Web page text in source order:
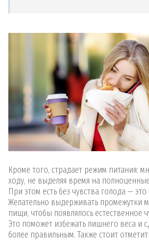
Кроме того, страдает режим питания:
ходу, не выделяя время на
При этом есть без чувства голода —
Желательно выдерживать промежутки
пищи, чтобы появлялось естественное
Это поможет избежать лишнего веса и
более правильным. Также стоит